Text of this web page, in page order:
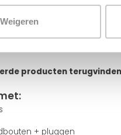
Weigerenen garandeert u zo
inclusief adapters (15
sluiten. Tevens zit er ook
producten
+ pluggen